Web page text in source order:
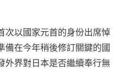
次以國家元首的身份出席悼
備在今年稍後修訂關鍵的國
外界對日本是否繼續奉行無